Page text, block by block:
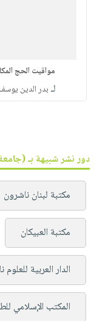
مواقيت الحج
لـ بدر الدين
دور نشر شبيهة بـ
مكتبة لبنان ناشرون
مكتبة العبيكان
الدار العربية
المكتب الإسلامي